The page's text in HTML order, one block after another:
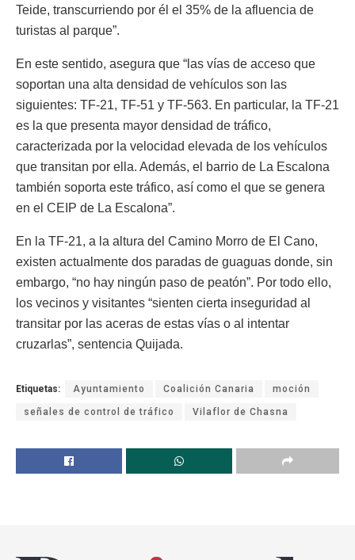
Teide, transcurriendo por él el 35% de la afluencia de
turistas al parque”.
En este sentido, asegura que “las vías de acceso que
soportan una alta densidad de vehículos son las
siguientes: TF-21, TF-51 y TF-563. En particular, la TF-21
es la que presenta mayor densidad de tráfico,
caracterizada por la velocidad elevada de los vehículos
que transitan por ella. Además, el barrio de La Escalona
también soporta este tráfico, así como el que se genera
en el CEIP de La Escalona”.
En la TF-21, a la altura del Camino Morro de El Cano,
existen actualmente dos paradas de guaguas donde, sin
embargo, “no hay ningún paso de peatón”. Por todo ello,
los vecinos y visitantes “sienten cierta inseguridad al
transitar por las aceras de estas vías o al intentar
cruzarlas”, sentencia Quijada.
Etiquetas: Ayuntamiento Coalición Canaria moción
señales de control de tráfico Vilaflor de Chasna